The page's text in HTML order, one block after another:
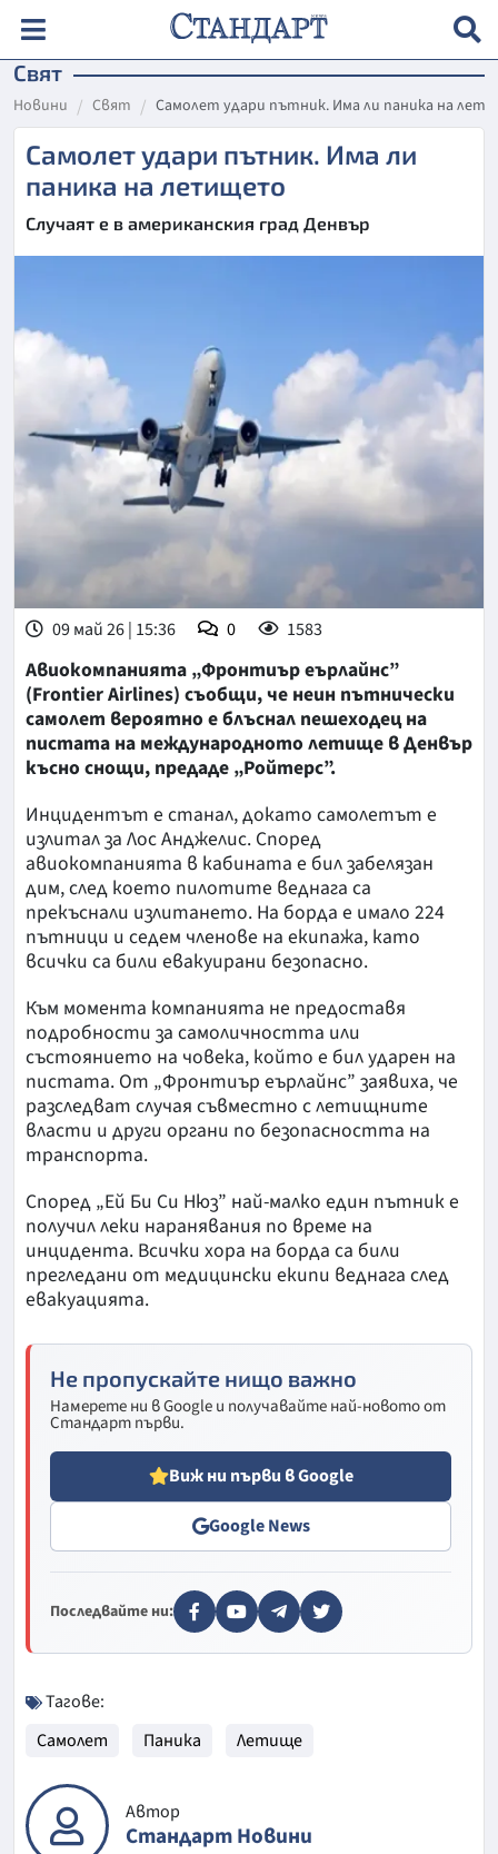
Свят
Новини Свят Самолет удари пътник. Има ли паника на
Самолет удари пътник. Има ли
паника на летището
Случаят е в американския град Денвър
09 май 26 | 15:36 0 1583
Авиокомпанията „Фронтиър еърлайнс”
(Frontier Airlines) съобщи, че неин пътнически
самолет вероятно е блъснал пешеходец на
пистата на международното летище в Денвър
късно снощи, предаде „Ройтерс”.
Инцидентът е станал, докато самолетът е
излитал за Лос Анджелис. Според
авиокомпанията в кабината е бил забелязан
дим, след което пилотите веднага са
прекъснали излитането. На борда е имало 224
пътници и седем членове на екипажа, като
всички са били евакуирани безопасно.
Към момента компанията не предоставя
подробности за самоличността или
състоянието на човека, който е бил ударен на
пистата. От „Фронтиър еърлайнс” заявиха, че
разследват случая съвместно с летищните
власти и други органи по безопасността на
транспорта.
Според „Ей Би Си Нюз” най-малко един пътник е
получил леки наранявания по време на
инцидента. Всички хора на борда са били
прегледани от медицински екипи веднага след
евакуацията.
Не пропускайте нищо важно
Намерете ни в Google и получавайте най-новото от
Стандарт първи.
Виж ни първи в Google
Google News
Последвайте ни:
Тагове:
Самолет
Паника Летище
Автор
Стандарт Новини